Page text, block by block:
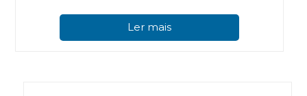
Ler mais